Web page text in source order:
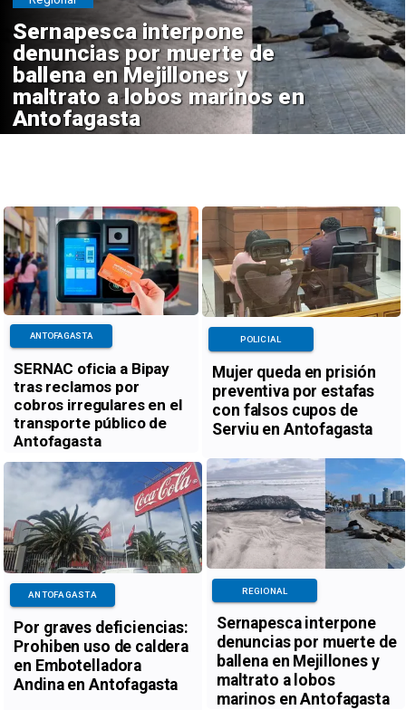
Sernapesca interpone
denuncias por muerte de
ballena en Mejillones y
maltrato a lobos marinos en
Antofagasta
SERNAC oficia a Bipay
tras reclamos por
cobros irregulares en el
transporte público de
Antofagasta
ANTOFAGASTA
Mujer queda en prisión
preventiva por estafas
con falsos cupos de
Serviu en Antofagasta
POLICIAL
Por graves deficiencias:
Prohiben uso de caldera
en Embotelladora
Andina en Antofagasta
ANTOFAGASTA
Sernapesca interpone
denuncias por muerte de
ballena en Mejillones y
maltrato a lobos
marinos en Antofagasta
REGIONAL